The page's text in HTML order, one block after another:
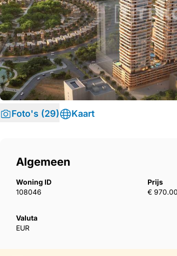
Foto's (29) Kaart
Algemeen
Woning ID
108046
Prijs
€
Valuta
EUR